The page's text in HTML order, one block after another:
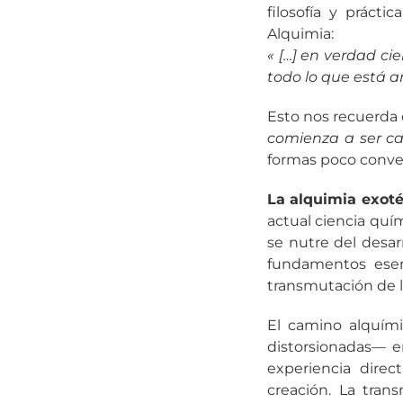
filosofía y
Alquimia:
« […] en verdad
todo lo que está
Esto nos
comienza a ser
formas poco
La alquimia
actual ciencia
se nutre del
fundamentos
transmutación de
El camino
distorsionadas—
experiencia
creación. La